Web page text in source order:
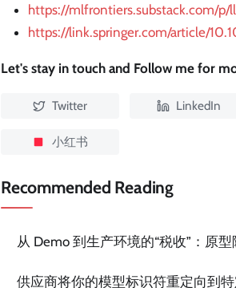
https://mlfrontiers.substack.com/
https://link.springer.com/article/
Let's stay in touch and Follow me for
Twitter LinkedIn
小红书
Recommended Reading
从 Demo 到生产环境的“税收”：原
供应商将你的模型标识符重定向到